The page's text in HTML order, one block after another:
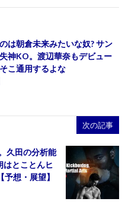
は朝倉未来みたいな奴? サン
神KO。渡辺華奈もデビュー
こ通用するよな
次の記事
久田の分析能
はとことんヒ
想・展望】